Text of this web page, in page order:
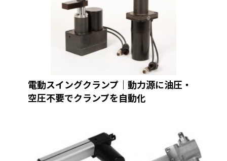
電動スイングクランプ｜動力源に油圧・
空圧不要でクランプを自動化